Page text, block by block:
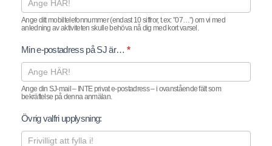
Ange ditt mobiltelefonnummer (endast 10 siffror, t.ex: ”07…”) om vi med
anledning av aktiviteten skulle behöva nå dig med kort varsel.
Min e-postadress på SJ är… *
Ange din SJ-mail – INTE privat e-postadress – i ovanstående fält som
bekräftelse på denna anmälan.
Övrig valfri upplysning: